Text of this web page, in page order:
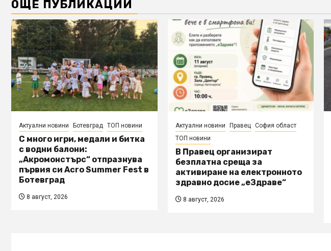
ОЩЕ ПУБЛИКАЦИИ
Актуални новини Ботевград ТОП новини
С много игри, медали и битка
с водни балони:
„Акромонстърс“ отпразнува
първия си Acro Summer Fest в
Ботевград
8 август, 2026
Актуални новини Правец
София област
ТОП новини
В Правец организират
безплатна среща за
активиране на електронното
здравно досие „еЗдраве“
8 август, 2026